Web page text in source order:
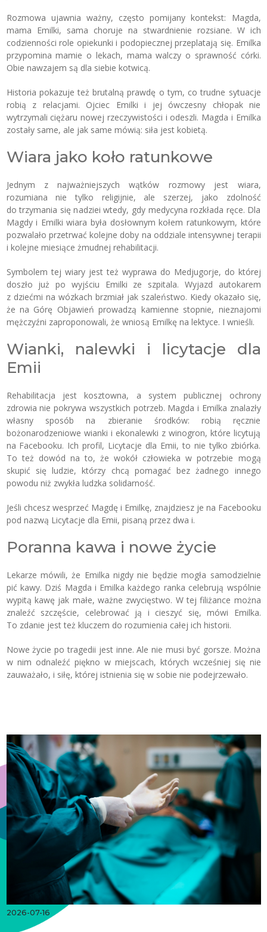
Rozmowa ujawnia ważny, często pomijany kontekst: Magda,
mama Emilki, sama choruje na stwardnienie rozsiane. W ich
codzienności role opiekunki i podopiecznej przeplatają się. Emilka
przypomina mamie o lekach, mama walczy o sprawność córki.
Obie nawzajem są dla siebie kotwicą.
Historia pokazuje też brutalną prawdę o tym, co trudne sytuacje
robią z relacjami. Ojciec Emilki i jej ówczesny chłopak nie
wytrzymali ciężaru nowej rzeczywistości i odeszli. Magda i Emilka
zostały same, ale jak same mówią: siła jest kobietą.
Wiara jako koło ratunkowe
Jednym z najważniejszych wątków rozmowy jest wiara,
rozumiana nie tylko religijnie, ale szerzej, jako zdolność
do trzymania się nadziei wtedy, gdy medycyna rozkłada ręce. Dla
Magdy i Emilki wiara była dosłownym kołem ratunkowym, które
pozwalało przetrwać kolejne doby na oddziale intensywnej terapii
i kolejne miesiące żmudnej rehabilitacji.
Symbolem tej wiary jest też wyprawa do Medjugorje, do której
doszło już po wyjściu Emilki ze szpitala. Wyjazd autokarem
z dziećmi na wózkach brzmiał jak szaleństwo. Kiedy okazało się,
że na Górę Objawień prowadzą kamienne stopnie, nieznajomi
mężczyźni zaproponowali, że wniosą Emilkę na lektyce. I wnieśli.
Wianki, nalewki i licytacje dla
Emii
Rehabilitacja jest kosztowna, a system publicznej ochrony
zdrowia nie pokrywa wszystkich potrzeb. Magda i Emilka znalazły
własny sposób na zbieranie środków: robią ręcznie
bożonarodzeniowe wianki i ekonalewki z winogron, które licytują
na Facebooku. Ich profil, Licytacje dla Emii, to nie tylko zbiórka.
To też dowód na to, że wokół człowieka w potrzebie mogą
skupić się ludzie, którzy chcą pomagać bez żadnego innego
powodu niż zwykła ludzka solidarność.
Jeśli chcesz wesprzeć Magdę i Emilkę, znajdziesz je na Facebooku
pod nazwą Licytacje dla Emii, pisaną przez dwa i.
Poranna kawa i nowe życie
Lekarze mówili, że Emilka nigdy nie będzie mogła samodzielnie
pić kawy. Dziś Magda i Emilka każdego ranka celebrują wspólnie
wypitą kawę jak małe, ważne zwycięstwo. W tej filiżance można
znaleźć szczęście, celebrować ją i cieszyć się, mówi Emilka.
To zdanie jest też kluczem do rozumienia całej ich historii.
Nowe życie po tragedii jest inne. Ale nie musi być gorsze. Można
w nim odnaleźć piękno w miejscach, których wcześniej się nie
zauważało, i siłę, której istnienia się w sobie nie podejrzewało.
2026-07-16